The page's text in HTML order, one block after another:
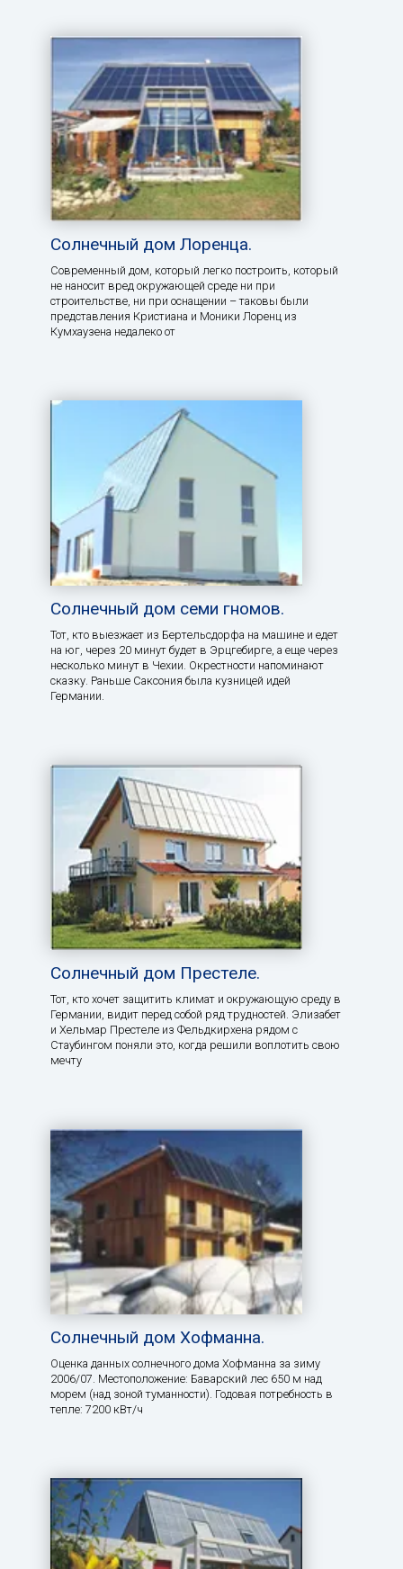
Солнечный дом Лоренца.
Современный дом, который легко построить, который
не наносит вред окружающей среде ни при
строительстве, ни при оснащении – таковы были
представления Кристиана и Моники Лоренц из
Кумхаузена недалеко от
Солнечный дом семи гномов.
Тот, кто выезжает из Бертельсдорфа на машине и едет
на юг, через 20 минут будет в Эрцгебирге, а еще через
несколько минут в Чехии. Окрестности напоминают
сказку. Раньше Саксония была кузницей идей
Германии.
Солнечный дом Престеле.
Тот, кто хочет защитить климат и окружающую среду в
Германии, видит перед собой ряд трудностей. Элизабет
и Хельмар Престеле из Фельдкирхена рядом с
Стаубингом поняли это, когда решили воплотить свою
мечту
Солнечный дом Хофманна.
Оценка данных солнечного дома Хофманна за зиму
2006/07. Местоположение: Баварский лес 650 м над
морем (над зоной туманности). Годовая потребность в
тепле: 7200 кВт/ч